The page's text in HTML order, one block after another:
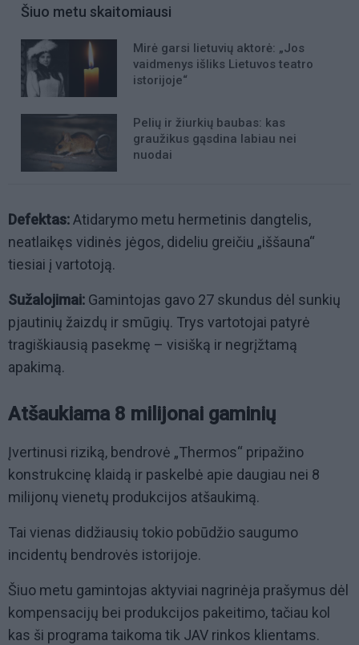
Šiuo metu skaitomiausi
Mirė garsi lietuvių aktorė: „Jos
vaidmenys išliks Lietuvos teatro
istorijoje“
Pelių ir žiurkių baubas: kas
graužikus gąsdina labiau nei
nuodai
Defektas:Atidarymo metu hermetinis dangtelis,
neatlaikęs vidinės jėgos, dideliu greičiu „iššauna“
tiesiai į vartotoją.
Sužalojimai: Gamintojas gavo 27 skundus dėl sunkių
pjautinių žaizdų ir smūgių. Trys vartotojai patyrė
tragiškiausią pasekmę – visišką ir negrįžtamą
apakimą.
Atšaukiama 8 milijonai gaminių
Įvertinusi riziką, bendrovė „Thermos“ pripažino
konstrukcinę klaidą ir paskelbė apie daugiau nei 8
milijonų vienetų produkcijos atšaukimą.
Tai vienas didžiausių tokio pobūdžio saugumo
incidentų bendrovės istorijoje.
Šiuo metu gamintojas aktyviai nagrinėja prašymus dėl
kompensacijų bei produkcijos pakeitimo, tačiau kol
kas ši programa taikoma tik JAV rinkos klientams.